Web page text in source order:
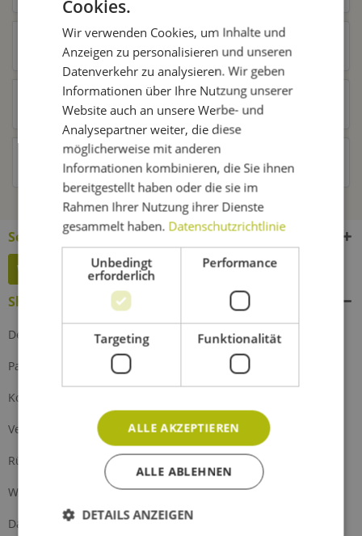
Ähnliche Artikel
Kunden kauften auch
Kunden haben sich ebenfalls angesehen
Service Hotline
Widerruf erklären
Shop Service
Defektes Produkt
Partnerprogramm
Kontakt
Versand und Zahlung
Rückgabe
Widerrufsrecht
Datenschutz
Cookies.
Wir verwenden Cookies, um Inhalte und
Anzeigen zu personalisieren und unseren
Datenverkehr zu analysieren. Wir geben
Informationen über Ihre Nutzung unserer
Website auch an unsere Werbe- und
Analysepartner weiter, die diese
möglicherweise mit anderen
Informationen kombinieren, die Sie ihnen
bereitgestellt haben oder die sie im
Rahmen Ihrer Nutzung ihrer Dienste
gesammelt haben. Datenschutzrichtlinie
Unbedingt
erforderlich
Performance
Targeting Funktionalität
ALLE AKZEPTIEREN
ALLE ABLEHNEN
DETAILS ANZEIGEN